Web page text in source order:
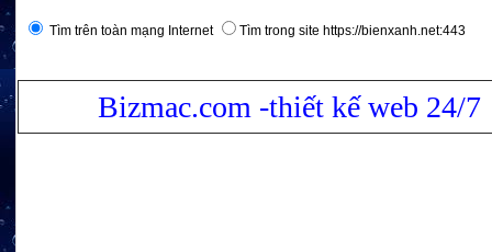
Tìm trên toàn mạng Internet Tìm trong site https://bienxanh.net:443
Bizmac.com -thiết kế web 24/7